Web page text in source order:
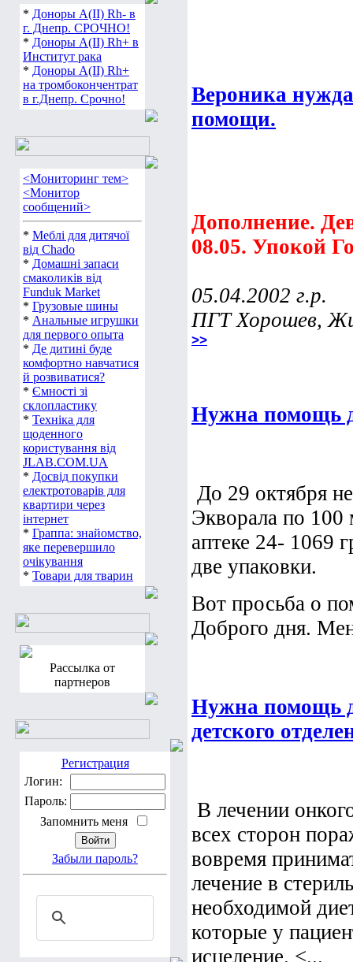
* Доноры А(ІІ) Rh- в
г. Днепр. СРОЧНО!
* Доноры А(ІІ) Rh+ в
Институт рака
* Доноры А(ІІ) Rh+
на тромбокончентрат
в г.Днепр. Срочно!
<Мониторинг тем>
<Монитор
сообщений>
* Меблі для дитячої
від Chado
* Домашні запаси
смаколиків від
Funduk Market
* Грузовые шины
* Анальные игрушки
для первого опыта
* Де дитині буде
комфортно навчатися
й розвиватися?
* Ємності зі
склопластику
* Техніка для
щоденного
користування від
JLAB.COM.UA
* Досвід покупки
електротоварів для
квартири через
інтернет
* Граппа: знайомство,
яке перевершило
очікування
* Товари для тварин
Рассылка от
партнеров
Регистрация
Логин:
Пароль:
Запомнить меня
Забыли пароль?
Вероника
помощи.
Дополнение.
08.05. Упокой
05.04.2002 г.р.
ПГТ Хорошев,
>>
Нужна помощь
До 29 октября
Экворала по 100
аптеке 24- 1069
две упаковки.
Вот просьба о
Доброго дня.
Нужна помощь
детского
В лечении
всех сторон
вовремя
лечение в
необходимой
которые у
исцеление. <...